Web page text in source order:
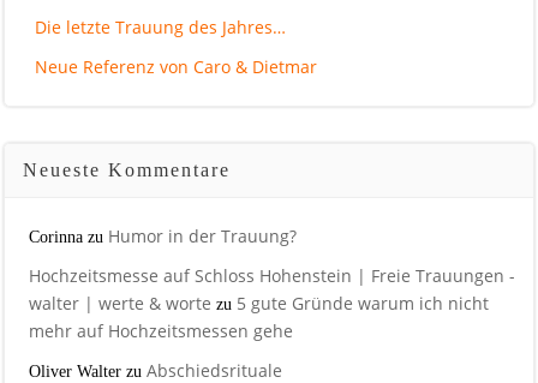
Die letzte Trauung des Jahres…
Neue Referenz von Caro & Dietmar
Neueste Kommentare
Corinna zu Humor in der Trauung?
Hochzeitsmesse auf Schloss Hohenstein | Freie Trauungen -
walter | werte & worte zu 5 gute Gründe warum ich nicht
mehr auf Hochzeitsmessen gehe
Oliver Walter zu Abschiedsrituale